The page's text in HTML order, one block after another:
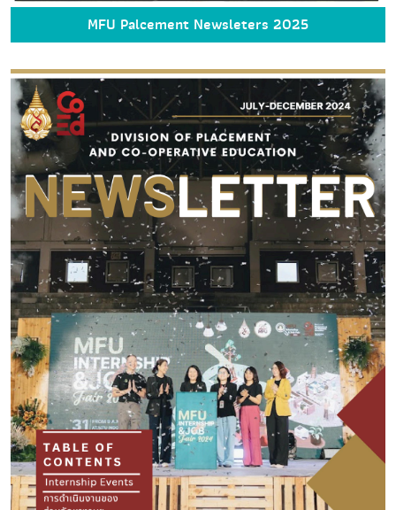
MFU Palcement Newsleters 2025